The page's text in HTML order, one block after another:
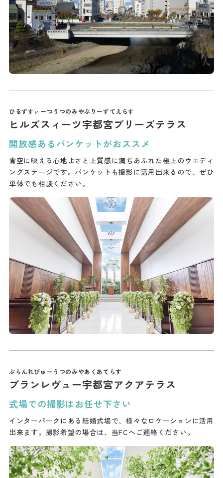
ヒルズスィーツ宇都宮ブリーズテラス
開放感あるバンケットがおススメ
青空に映える心地よさと上質感に満ちあふれた極上のウエディ
ングステージです。バンケットも撮影に活用出来るので、ぜひ
単体でも相談ください。
ブランレヴュー宇都宮アクアテラス
式場での撮影はお任せ下さい
インターパークにある結婚式場で、様々なロケーションに活用
出来ます。撮影希望の場合は、当FCへご連絡ください。